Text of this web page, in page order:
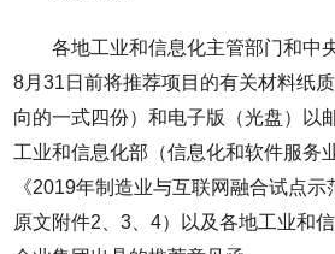
各地工业和信息化主管部门和中
8月31日前将推荐项目的有关材料纸
向的一式四份）和电子版（光盘）以
工业和信息化部（信息化和软件服务
《2019年制造业与互联网融合试点
原文附件2、3、4）以及各地工业和